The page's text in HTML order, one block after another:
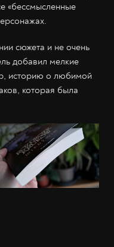
«бессмысленные
сюжета и не очень
добавил мелкие
историю о любимой
которая была